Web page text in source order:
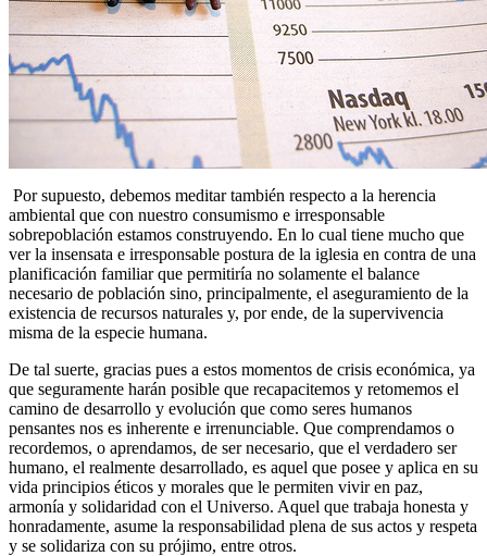
Por supuesto, debemos meditar también respecto a la herencia
ambiental que con nuestro consumismo e irresponsable
sobrepoblación estamos construyendo. En lo cual tiene mucho que
ver la insensata e irresponsable postura de la iglesia en contra de una
planificación familiar que permitiría no solamente el balance
necesario de población sino, principalmente, el aseguramiento de la
existencia de recursos naturales y, por ende, de la supervivencia
misma de la especie humana.
De tal suerte, gracias pues a estos momentos de crisis económica, ya
que seguramente harán posible que recapacitemos y retomemos el
camino de desarrollo y evolución que como seres humanos
pensantes nos es inherente e irrenunciable. Que comprendamos o
recordemos, o aprendamos, de ser necesario, que el verdadero ser
humano, el realmente desarrollado, es aquel que posee y aplica en su
vida principios éticos y morales que le permiten vivir en paz,
armonía y solidaridad con el Universo. Aquel que trabaja honesta y
honradamente, asume la responsabilidad plena de sus actos y respeta
y se solidariza con su prójimo, entre otros.